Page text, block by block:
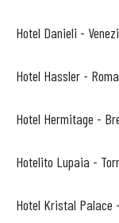
Hotel Danieli -
Hotel Hassler - Roma
Hotel Hermitage -
Hotelito Lupaia -
Hotel Kristal Palace